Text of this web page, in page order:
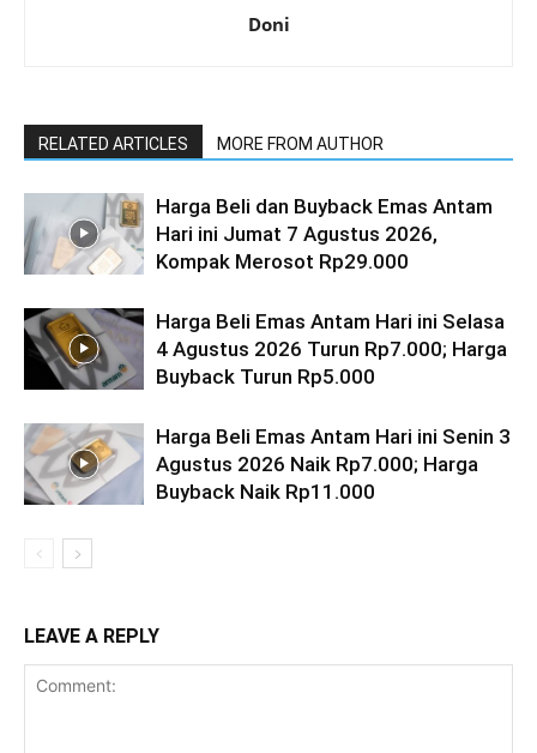
Doni
RELATED ARTICLES MORE FROM AUTHOR
Harga Beli dan Buyback Emas Antam
Hari ini Jumat 7 Agustus 2026,
Kompak Merosot Rp29.000
Harga Beli Emas Antam Hari ini Selasa
4 Agustus 2026 Turun Rp7.000; Harga
Buyback Turun Rp5.000
Harga Beli Emas Antam Hari ini Senin 3
Agustus 2026 Naik Rp7.000; Harga
Buyback Naik Rp11.000
LEAVE A REPLY